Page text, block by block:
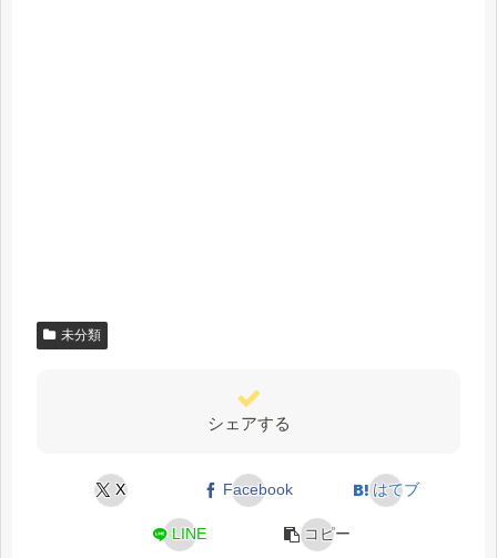
未分類
シェアする
X Facebook はてブ
LINE コピー